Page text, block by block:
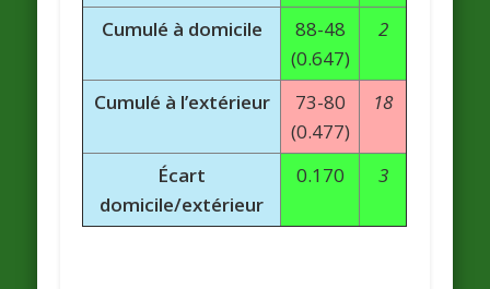
Cumulé à domicile
88-48
(0.647)
2
Cumulé à l’extérieur
73-80
(0.477)
18
Écart
domicile/extérieur
0.170 3